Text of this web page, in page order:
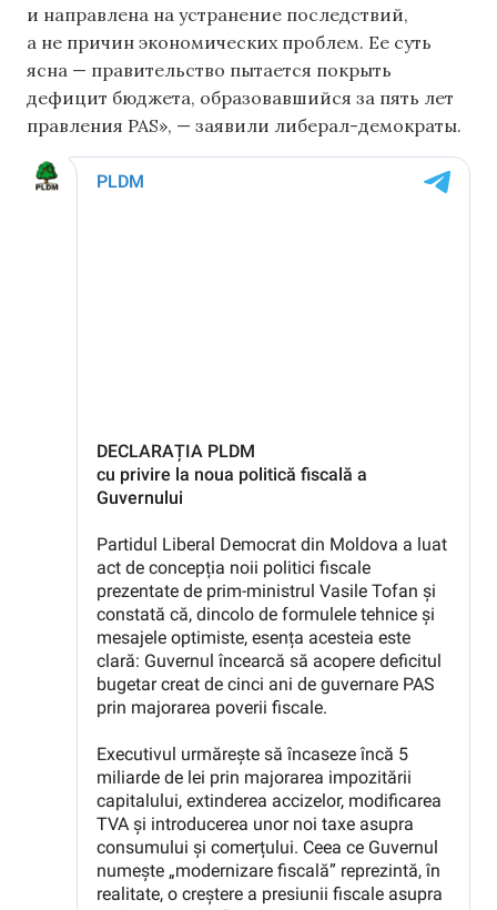
и направлена ​​на устранение последствий,
а не причин экономических проблем. Ее суть
ясна — правительство пытается покрыть
дефицит бюджета, образовавшийся за пять лет
правления PAS», — заявили либерал-демократы.